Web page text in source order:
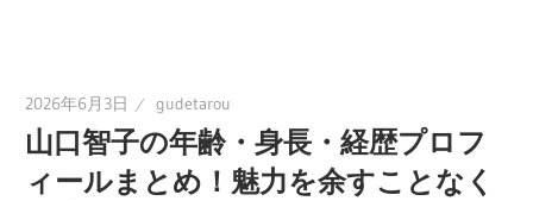
2026年6月3日 gudetarou
山口智子の年齢・身長・経歴プロフ
ィールまとめ！魅力を余すことなく